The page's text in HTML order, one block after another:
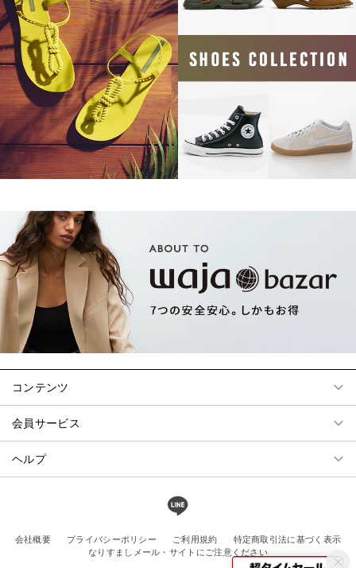
コンテンツ
会員サービス
ヘルプ
会社概要 プライバシーポリシー ご利用規約
特定商取引法に基づく表示
なりすましメール・サイトにご注意ください